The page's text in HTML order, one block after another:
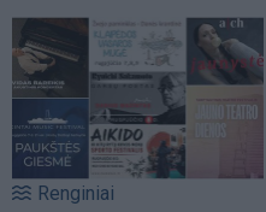
Renginiai